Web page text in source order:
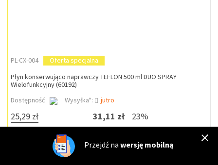
PL-CX-004
Oferta specjalna
Płyn konserwująco naprawczy TEFLON 500 ml DUO SPRAY
Wielofunkcyjny (60192)
Dostępność
Wysyłka*: jutro
25,29 zł 31,11 zł 23%
DO KOSZYKA
Przejdź na wersję mobilną